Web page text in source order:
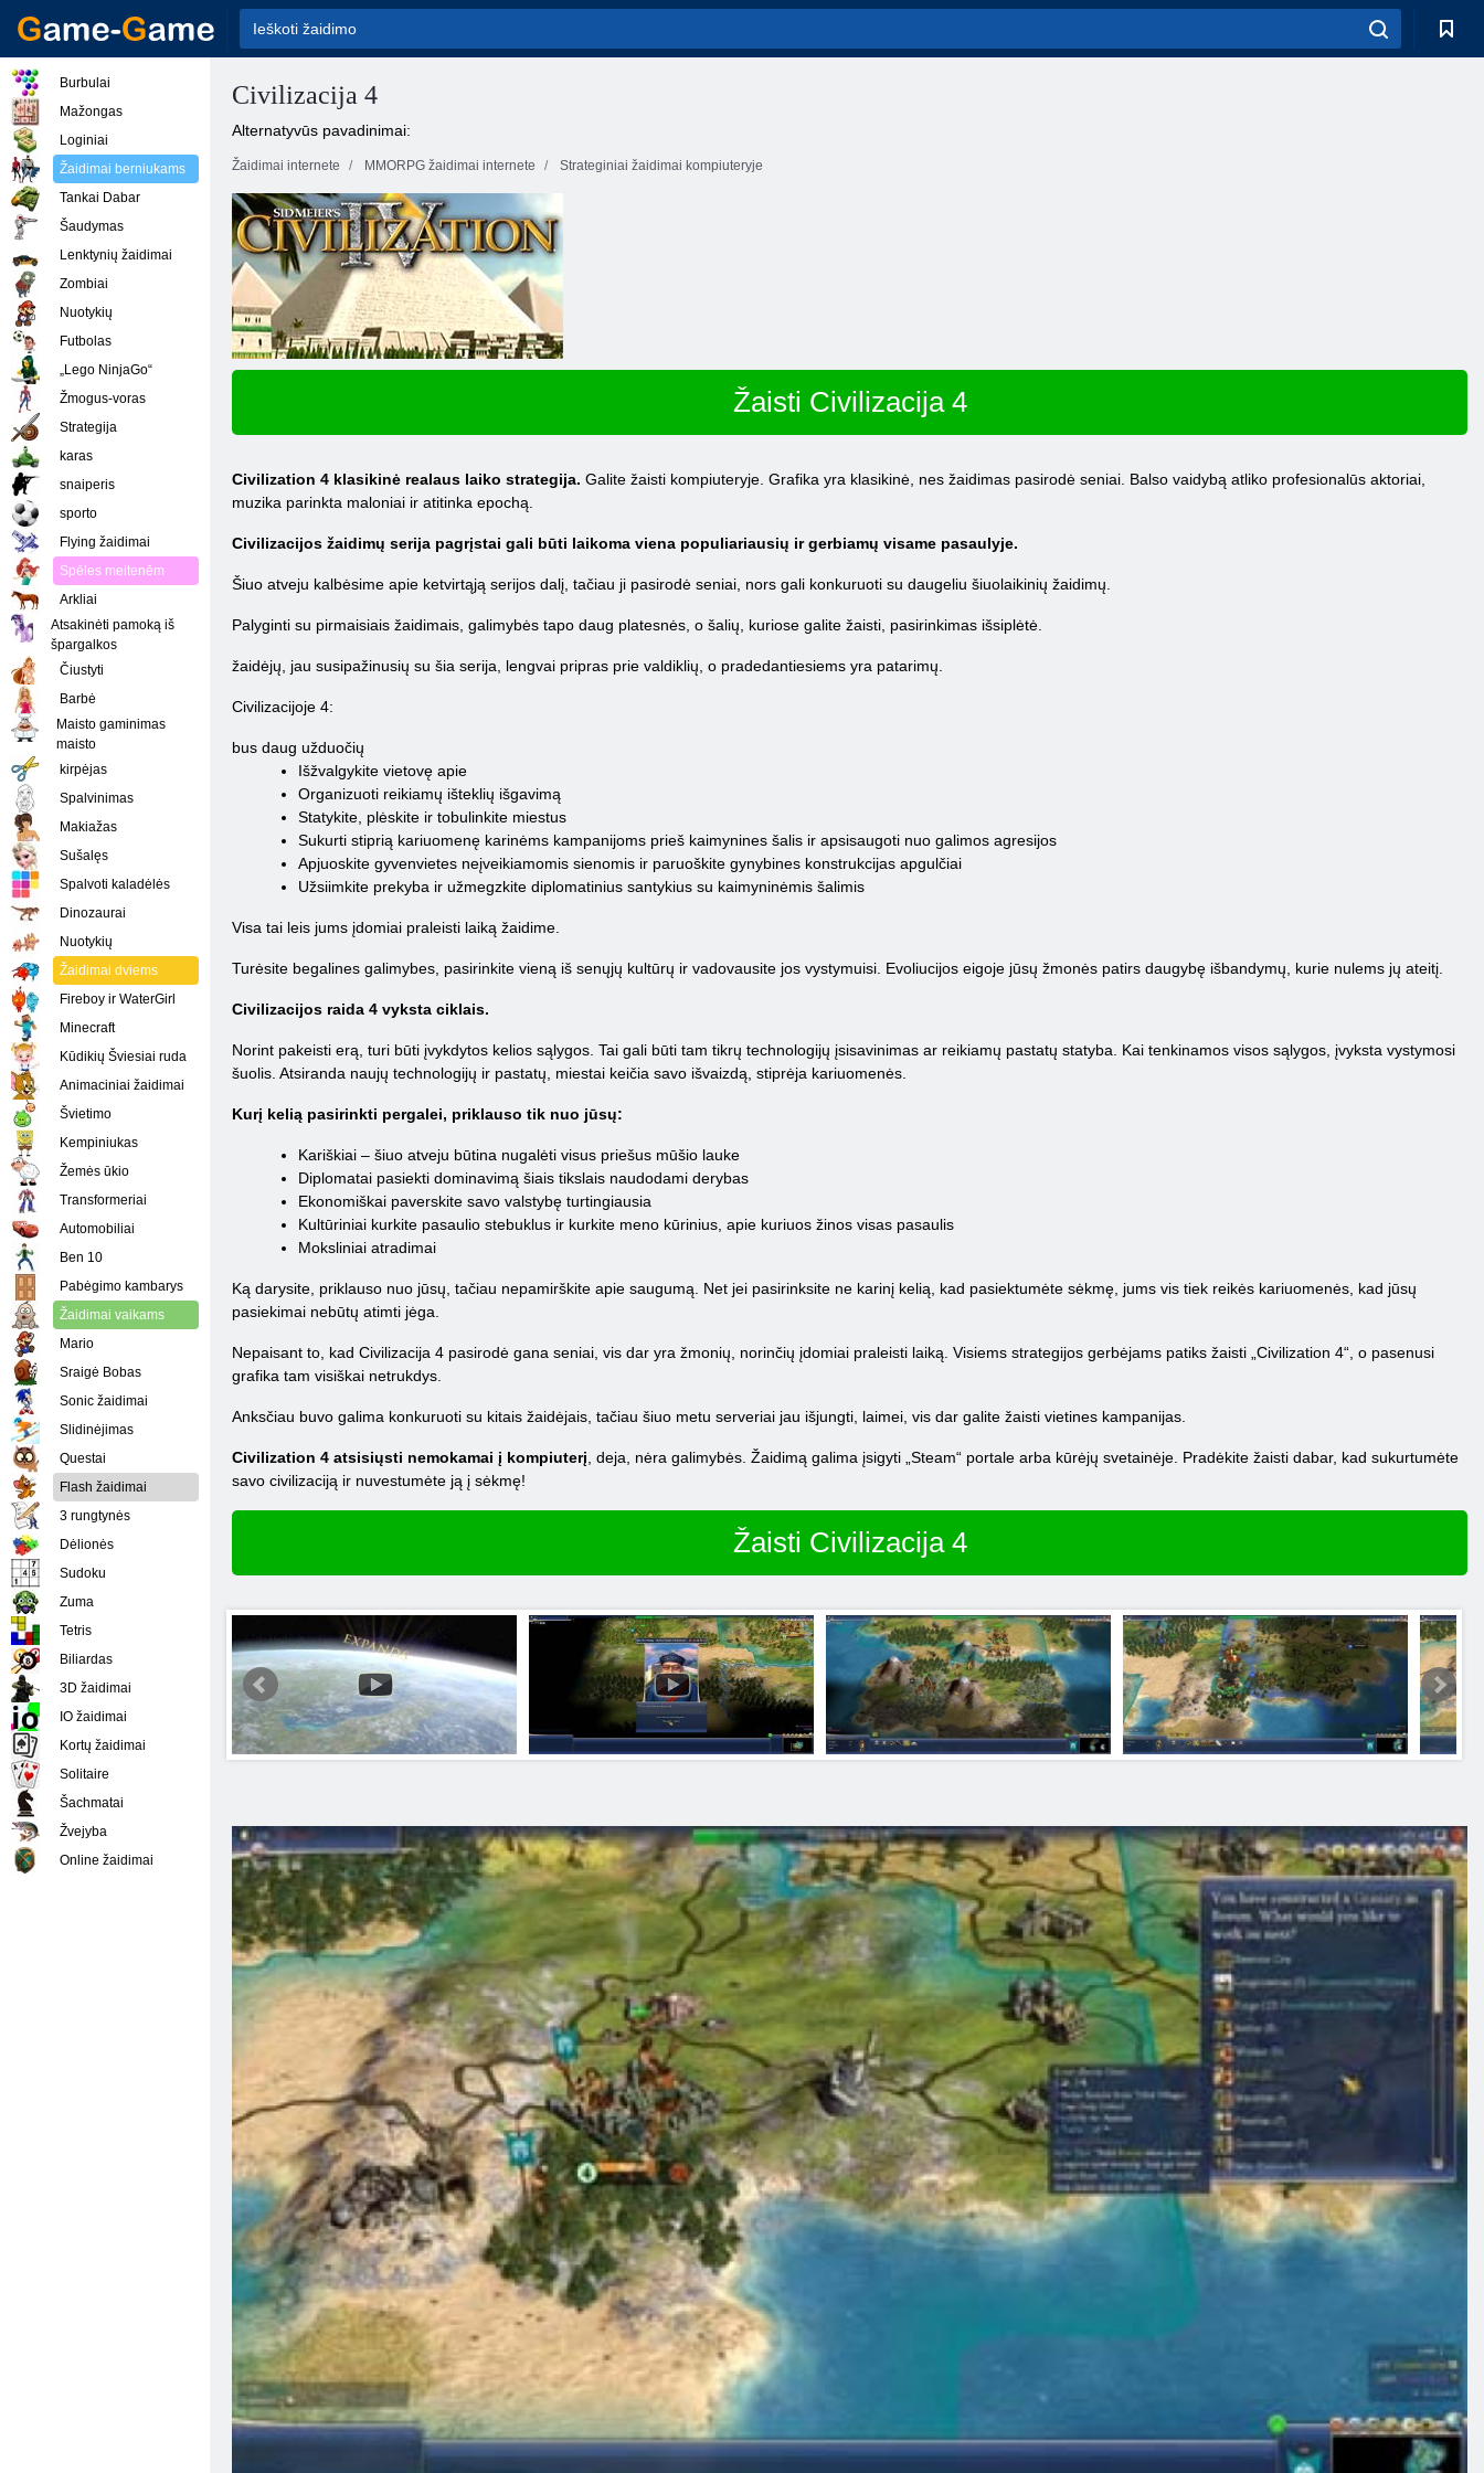
Civilizacija 4
Alternatyvūs pavadinimai:
Žaidimai internete MMORPG žaidimai internete Strateginiai žaidimai kompiuteryje
Žaisti Civilizacija 4
Civilization 4 klasikinė realaus laiko strategija. Galite žaisti kompiuteryje. Grafika yra klasikinė, nes žaidimas pasirodė seniai. Balso vaidybą atliko profesionalūs aktoriai,
muzika parinkta maloniai ir atitinka epochą.
Civilizacijos žaidimų serija pagrįstai gali būti laikoma viena populiariausių ir gerbiamų visame pasaulyje.
Šiuo atveju kalbėsime apie ketvirtąją serijos dalį, tačiau ji pasirodė seniai, nors gali konkuruoti su daugeliu šiuolaikinių žaidimų.
Palyginti su pirmaisiais žaidimais, galimybės tapo daug platesnės, o šalių, kuriose galite žaisti, pasirinkimas išsiplėtė.
žaidėjų, jau susipažinusių su šia serija, lengvai pripras prie valdiklių, o pradedantiesiems yra patarimų.
Civilizacijoje 4:
bus daug užduočių
Išžvalgykite vietovę apie
Organizuoti reikiamų išteklių išgavimą
Statykite, plėskite ir tobulinkite miestus
Sukurti stiprią kariuomenę karinėms kampanijoms prieš kaimynines šalis ir apsisaugoti nuo galimos agresijos
Apjuoskite gyvenvietes neįveikiamomis sienomis ir paruoškite gynybines konstrukcijas apgulčiai
Užsiimkite prekyba ir užmegzkite diplomatinius santykius su kaimyninėmis šalimis
Visa tai leis jums įdomiai praleisti laiką žaidime.
Turėsite begalines galimybes, pasirinkite vieną iš senųjų kultūrų ir vadovausite jos vystymuisi. Evoliucijos eigoje jūsų žmonės patirs daugybę išbandymų, kurie nulems jų ateitį.
Civilizacijos raida 4 vyksta ciklais.
Norint pakeisti erą, turi būti įvykdytos kelios sąlygos. Tai gali būti tam tikrų technologijų įsisavinimas ar reikiamų pastatų statyba. Kai tenkinamos visos sąlygos, įvyksta vystymosi
šuolis. Atsiranda naujų technologijų ir pastatų, miestai keičia savo išvaizdą, stiprėja kariuomenės.
Kurį kelią pasirinkti pergalei, priklauso tik nuo jūsų:
Kariškiai – šiuo atveju būtina nugalėti visus priešus mūšio lauke
Diplomatai pasiekti dominavimą šiais tikslais naudodami derybas
Ekonomiškai paverskite savo valstybę turtingiausia
Kultūriniai kurkite pasaulio stebuklus ir kurkite meno kūrinius, apie kuriuos žinos visas pasaulis
Moksliniai atradimai
Ką darysite, priklauso nuo jūsų, tačiau nepamirškite apie saugumą. Net jei pasirinksite ne karinį kelią, kad pasiektumėte sėkmę, jums vis tiek reikės kariuomenės, kad jūsų
pasiekimai nebūtų atimti jėga.
Nepaisant to, kad Civilizacija 4 pasirodė gana seniai, vis dar yra žmonių, norinčių įdomiai praleisti laiką. Visiems strategijos gerbėjams patiks žaisti „Civilization 4“, o pasenusi
grafika tam visiškai netrukdys.
Anksčiau buvo galima konkuruoti su kitais žaidėjais, tačiau šiuo metu serveriai jau išjungti, laimei, vis dar galite žaisti vietines kampanijas.
Civilization 4 atsisiųsti nemokamai į kompiuterį , deja, nėra galimybės. Žaidimą galima įsigyti „Steam“ portale arba kūrėjų svetainėje. Pradėkite žaisti dabar, kad sukurtumėte
savo civilizaciją ir nuvestumėte ją į sėkmę!
Žaisti Civilizacija 4
Burbulai
Mažongas
Loginiai
Žaidimai berniukams
Tankai Dabar
Šaudymas
Lenktynių žaidimai
Zombiai
Nuotykių
Futbolas
„Lego NinjaGo“
Žmogus-voras
Strategija
karas
snaiperis
sporto
Flying žaidimai
Spēles meitenēm
Arkliai
Atsakinėti pamoką iš
špargalkos
Čiustyti
Barbė
Maisto gaminimas
maisto
kirpėjas
Spalvinimas
Makiažas
Sušalęs
Spalvoti kaladėlės
Dinozaurai
Nuotykių
Žaidimai dviems
Fireboy ir WaterGirl
Minecraft
Kūdikių Šviesiai ruda
Animaciniai žaidimai
Švietimo
Kempiniukas
Žemės ūkio
Transformeriai
Automobiliai
Ben 10
Pabėgimo kambarys
Žaidimai vaikams
Mario
Sraigė Bobas
Sonic žaidimai
Slidinėjimas
Questai
Flash žaidimai
3 rungtynės
Dėlionės
Sudoku
Zuma
Tetris
Biliardas
3D žaidimai
IO žaidimai
Kortų žaidimai
Solitaire
Šachmatai
Žvejyba
Online žaidimai